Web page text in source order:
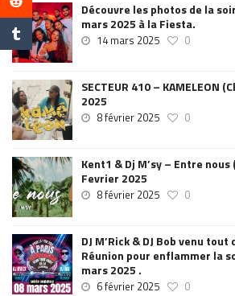
Découvre les photos de la
mars 2025 à la Fiesta.
14 mars 2025 0
SECTEUR 410 – KAMELEON
2025
8 février 2025 0
Kent1 & Dj M’sy – Entre
Fevrier 2025
8 février 2025 0
DJ M’Rick & DJ Bob venu
Réunion pour enflammer la
mars 2025 .
6 février 2025 0